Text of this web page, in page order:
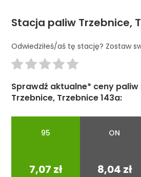
Stacja paliw Trzebnice,
Odwiedziłeś/aś tę stację? Zostaw
Sprawdź aktualne* ceny
Trzebnice, Trzebnice 143a:
95 ON
7,07 zł 8,04 zł